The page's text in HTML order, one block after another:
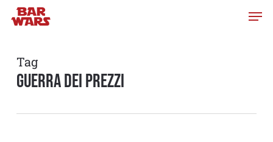
Skip
content
Tag
guerra dei prezzi